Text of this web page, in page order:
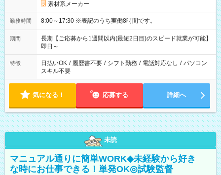
素材系メーカー
勤務時間 8:00～17:30 ※表記のうち実働8時間です。
期間
長期【ご応募から1週間以内(最短2日目)のスピード就業が可能】
即日～
特徴 日払いOK / 履歴書不要 / シフト勤務 / 電話対応なし / パソコン
スキル不要
気になる！ 応募する 詳細へ
未読
マニュアル通りに簡単WORK◆未経験から好き
な時にお仕事できる！単発OK◎試験監督